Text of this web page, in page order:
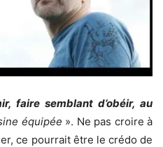
faire semblant d’obéir, au
équipée ». Ne pas croire à
ce pourrait être le crédo de